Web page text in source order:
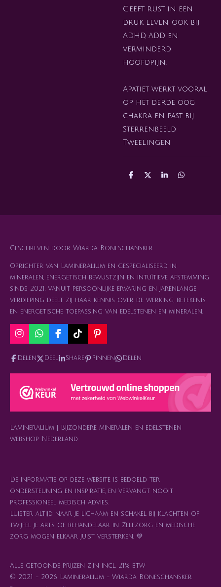
Geeft rust in een
druk leven, ook bij
ADHD, ADD en
verminderd
hoofdpijn.
Apatiet werkt vooral
op het derde oog
chakra en past bij
Sterrenbeeld
Tweelingen
D
D
S
D
Geschreven door Wiarda Boneschansker
Oprichter van Lamineralium en gespecialiseerd in
mineralen, energetisch bewustzijn en intuïtieve afstemming
sinds 2021. Vanuit persoonlijke ervaring en jarenlange
verdieping deelt zij haar kennis over de werking, betekenis
en energetische toepassing van edelstenen en mineralen.
I
n
s
a
r
a
W
h
a
t
s
p
p
F
a
c
e
b
T
i
k
o
P
i
n
e
e
s
Delen Deel Share Pinnen Delen
Lamineralium | Bijzondere mineralen en edelstenen
webshop Nederland
De informatie op deze website is bedoeld ter
ondersteuning en inspiratie, en vervangt nooit
professioneel medisch advies.
Luister altijd naar je lichaam en schakel bij klachten of
twijfel je arts of behandelaar in. Zelfzorg en medische
zorg mogen elkaar juist versterken. 💜
Alle getoonde prijzen zijn incl. 21% btw
© 2021 - 2026 Lamineralium - Wiarda Boneschansker